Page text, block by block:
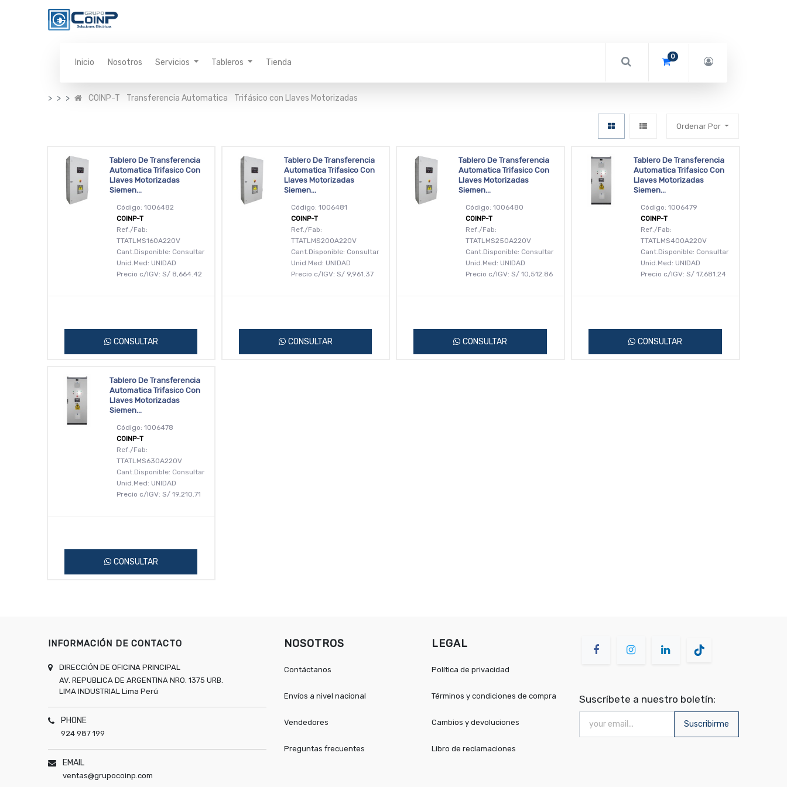
Inicio Nosotros Servicios Tableros Tienda
0
COINP-T Transferencia Automatica Trifásico con Llaves Motorizadas
Ordenar Por
Tablero De Transferencia
Automatica Trifasico Con
Llaves Motorizadas
Siemen...
Código: 1006482
COINP-T
Ref./Fab:
TTATLMS160A220V
Cant.Disponible: Consultar
Unid.Med: UNIDAD
Precio c/IGV: S/ 8,664.42
CONSULTAR
Tablero De Transferencia
Automatica Trifasico Con
Llaves Motorizadas
Siemen...
Código: 1006481
COINP-T
Ref./Fab:
TTATLMS200A220V
Cant.Disponible: Consultar
Unid.Med: UNIDAD
Precio c/IGV: S/ 9,961.37
CONSULTAR
Tablero De Transferencia
Automatica Trifasico Con
Llaves Motorizadas
Siemen...
Código: 1006480
COINP-T
Ref./Fab:
TTATLMS250A220V
Cant.Disponible: Consultar
Unid.Med: UNIDAD
Precio c/IGV: S/ 10,512.86
CONSULTAR
Tablero De Transferencia
Automatica Trifasico Con
Llaves Motorizadas
Siemen...
Código: 1006479
COINP-T
Ref./Fab:
TTATLMS400A220V
Cant.Disponible: Consultar
Unid.Med: UNIDAD
Precio c/IGV: S/ 17,681.24
CONSULTAR
Tablero De Transferencia
Automatica Trifasico Con
Llaves Motorizadas
Siemen...
Código: 1006478
COINP-T
Ref./Fab:
TTATLMS630A220V
Cant.Disponible: Consultar
Unid.Med: UNIDAD
Precio c/IGV: S/ 19,210.71
CONSULTAR
INFORMACIÓN DE CONTACTO
DIRECCIÓN DE OFICINA PRINCIPAL
AV. REPUBLICA DE ARGENTINA NRO. 1375 URB.
LIMA INDUSTRIAL Lima Perú
PHONE
924 987 199
EMAIL
ventas@grupocoinp.com
NOSOTROS
Contáctanos
Envíos a nivel nacional
Vendedores
Preguntas frecuentes
LEGAL
Política de privacidad
Términos y condiciones de compra
Cambios y devoluciones
Libro de reclamaciones
Suscríbete a nuestro boletín:
Suscribirme